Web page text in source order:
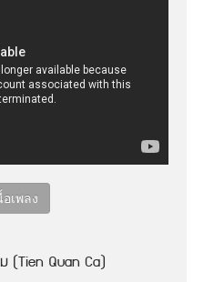
อเพลง
ม (Tien Quan Ca)